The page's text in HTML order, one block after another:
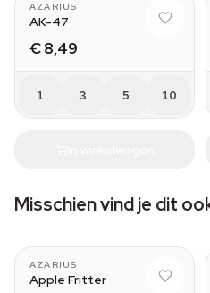
AZARIUS
AK-47
€ 8,49
1 3 5 10
Misschien vind je dit
AZARIUS
Apple Fritter